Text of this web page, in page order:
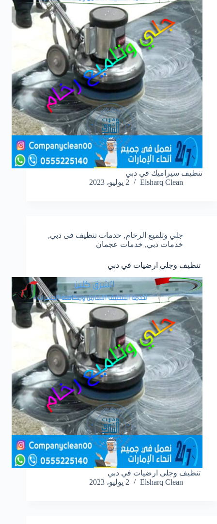
تنظيف سيراميك في دبي
Elsharq Clean
2 يوليو، 2023
جلي وتلميع الرخام, خدمات تنظيف فى دبي,
خدمات دبي, خدمات عجمان
تنظيف وجلي ارضيات في دبي
تنظيف وجلي ارضيات في دبي
Elsharq Clean
2 يوليو، 2023